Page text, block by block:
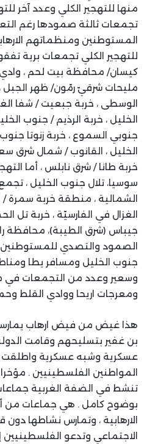
منها للتهجير الكلي وعدد آخر
تجمعات ثالثة صمودها رغم
المستوطنين ومنظماتهم
للتهجير الكلي تجمعات برية
كيسان/ محافظة بيت لحم ،
مليحات شرقيّ رمّون/ ظهر الجبل ،
الوسطى ، خربة جبعيت / شفا
الخليل ، خربة الرذيم / جنوب
جنوبي السموع ، خربة زنوتا
الخليل ، القانوب / شمال شرق
خربة طانا / شرق نابلس ، أما
سوسيا، تلال جنوب الخليل ،
الشمالية ، منطقة خربة سمرة /
الغزال في الفارسيّة ، خربة تل
جيباس (شرق الطيبة)، محافظة
جنوب الخليل ومسافر يطا
وسعير وعدد من التجمعات في
ومعرجات اريحا ووادي القلط
هذا غيض من فيض ارهاب
بن غفير بتسليحهم وقامت
عسكرية وشبه عسكرية واطلقت
المواطنين الفلسطينيين .
تنشط في الضفة الغربية
بوضوح كامل . هي جماعات من
الارهابية ، وتمارس نشاطها
الاجتماعي وتدعو الفلسطينيين